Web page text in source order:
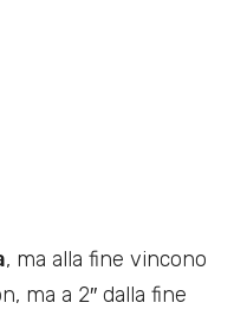
, ma alla fine vincono
ma a 2″ dalla fine